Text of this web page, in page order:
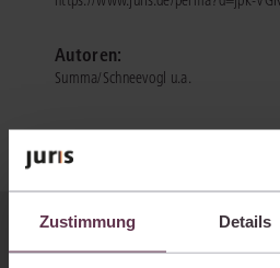
Zustimmung Details
Autoren:
Summa/Schneevogl u.a.
Sie kennen juris